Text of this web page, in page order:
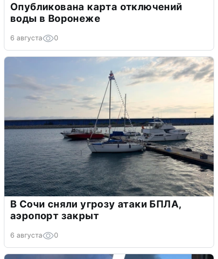
Опубликована карта отключений
воды в Воронеже
6 августа 0
В Сочи сняли угрозу атаки БПЛА,
аэропорт закрыт
6 августа 0